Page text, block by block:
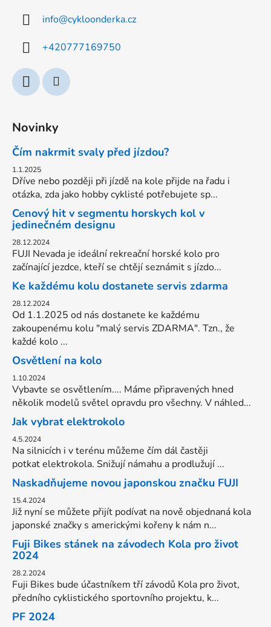
info@cykloonderka.cz
+420777169750
Novinky
Čím nakrmit svaly před jízdou?
1.1.2025
Dříve nebo později při jízdě na kole přijde na řadu i
otázka, zda jako hobby cyklisté potřebujete sp...
Cenový hit v segmentu horskych kol v
jedinečném designu
28.12.2024
FUJI Nevada je ideální rekreační horské kolo pro
začínající jezdce, kteří se chtějí seznámit s jízdo...
Ke každému kolu dostanete servis zdarma
28.12.2024
Od 1.1.2025 od nás dostanete ke každému
zakoupenému kolu "malý servis ZDARMA". Tzn., že
každé kolo ...
Osvětlení na kolo
1.10.2024
Vybavte se osvětlením.... Máme připravených hned
několik modelů světel opravdu pro všechny. V náhled...
Jak vybrat elektrokolo
4.5.2024
Na silnicích i v terénu můžeme čím dál častěji
potkat elektrokola. Snižují námahu a prodlužují ...
Naskadňujeme novou japonskou značku FUJI
15.4.2024
Již nyní se můžete přijít podívat na nově objednaná kola
japonské značky s americkými kořeny k nám n...
Fuji Bikes stánek na závodech Kola pro život
2024
28.2.2024
Fuji Bikes bude účastníkem tří závodů Kola pro život,
předního cyklistického sportovního projektu, k...
PF 2024